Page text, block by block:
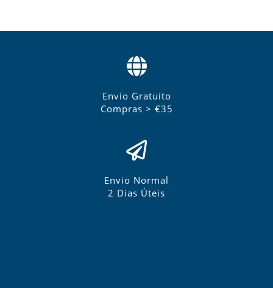
Envio Gratuito
Compras > €35
Envio Normal
2 Dias Úteis